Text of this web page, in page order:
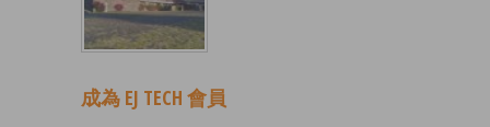
成為 EJ TECH 會員